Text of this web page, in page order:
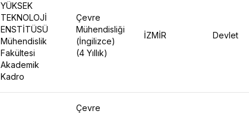
YÜKSEK
TEKNOLOJİ
ENSTİTÜSÜ
Mühendislik
Fakültesi
Akademik
Kadro
Çevre
Mühendisliği
(İngilizce)
(4 Yıllık)
İZMİR Devlet
Çevre